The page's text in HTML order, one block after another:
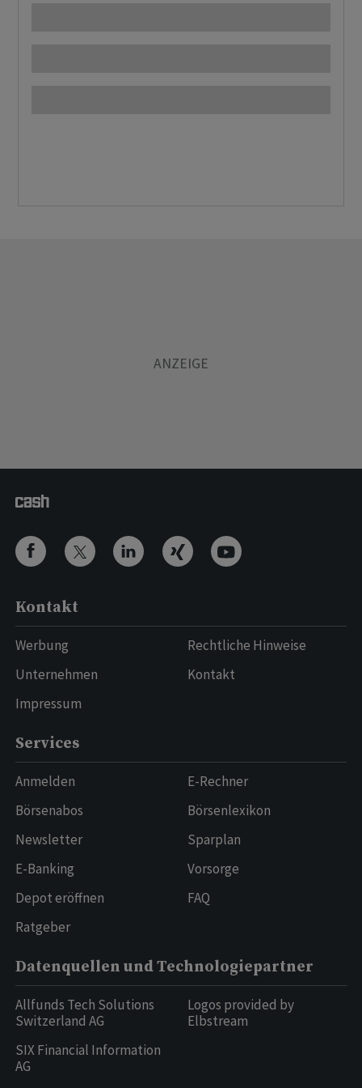
Kontakt
Werbung
Unternehmen
Impressum
Rechtliche Hinweise
Kontakt
Services
Anmelden
Börsenabos
Newsletter
E-Banking
Depot eröffnen
Ratgeber
E-Rechner
Börsenlexikon
Sparplan
Vorsorge
FAQ
Datenquellen und Technologiepartner
Allfunds Tech Solutions
Switzerland AG
SIX Financial Information
AG
Logos provided by
Elbstream